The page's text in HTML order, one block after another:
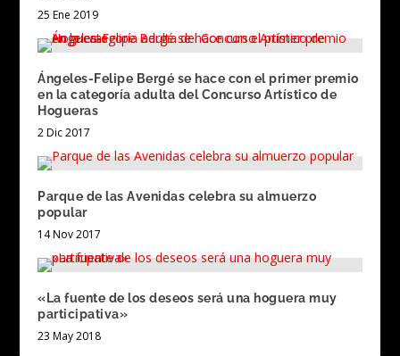
25 Ene 2019
Ángeles-Felipe Bergé se hace con el primer premio
en la categoría adulta del Concurso Artístico de
Hogueras
2 Dic 2017
Parque de las Avenidas celebra su almuerzo
popular
14 Nov 2017
«La fuente de los deseos será una hoguera muy
participativa»
23 May 2018